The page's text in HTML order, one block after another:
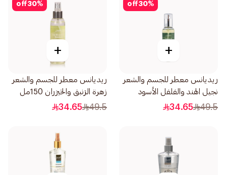
30%
off
+
ريديانس معطر للجسم والشعر
نجيل الهند والفلفل الأسود
150مل
49.5
34.65
30%
off
+
ريديانس معطر للجسم والشعر
زهرة الزنبق والخيزران 150مل
49.5
34.65